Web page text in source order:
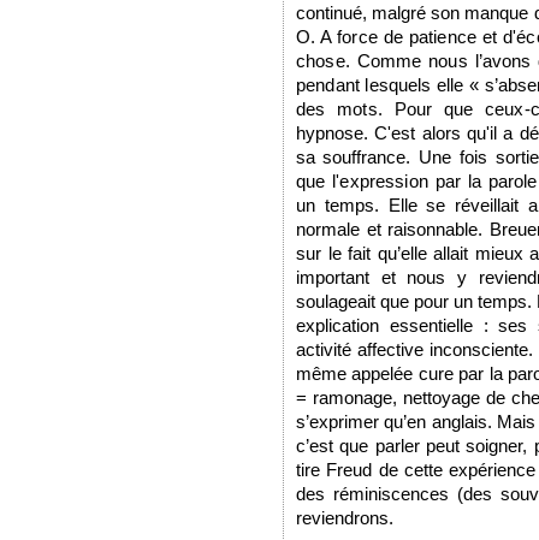
continué, malgré son
O. A force de patience et
chose. Comme nous
pendant lesquels elle «
des mots. Pour que
hypnose. C'est alors qu'il a
sa souffrance. Une fois
que l'expression par la
un temps. Elle se réveillait
normale et raisonnable.
sur le fait qu’elle allait mieux
important et nous y
soulageait que pour un
explication essentielle : ses
activité affective
même appelée cure par la
= ramonage, nettoyage de
s’exprimer qu’en anglais.
c’est que parler peut
tire Freud de cette
des réminiscences (des
reviendrons.